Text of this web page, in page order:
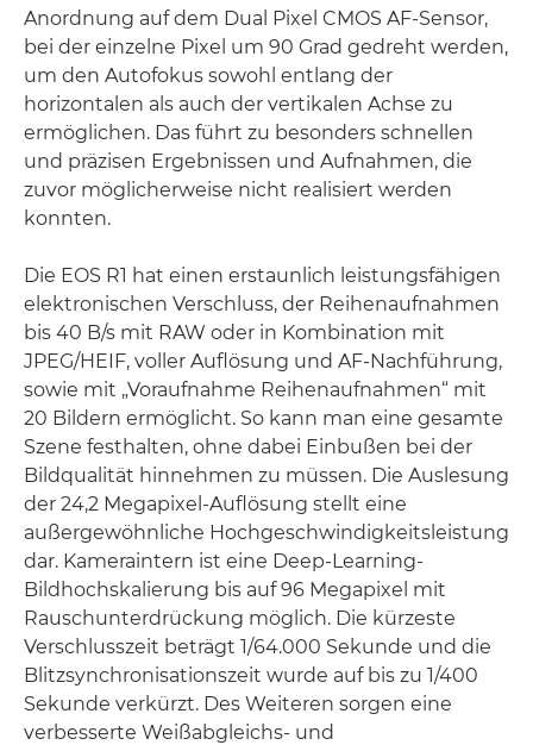
Anordnung auf dem Dual Pixel CMOS AF-Sensor,
bei der einzelne Pixel um 90 Grad gedreht werden,
um den Autofokus sowohl entlang der
horizontalen als auch der vertikalen Achse zu
ermöglichen. Das führt zu besonders schnellen
und präzisen Ergebnissen und Aufnahmen, die
zuvor möglicherweise nicht realisiert werden
konnten.
Die EOS R1 hat einen erstaunlich leistungsfähigen
elektronischen Verschluss, der Reihenaufnahmen
bis 40 B/s mit RAW oder in Kombination mit
JPEG/HEIF, voller Auflösung und AF-Nachführung,
sowie mit „Voraufnahme Reihenaufnahmen“ mit
20 Bildern ermöglicht. So kann man eine gesamte
Szene festhalten, ohne dabei Einbußen bei der
Bildqualität hinnehmen zu müssen. Die Auslesung
der 24,2 Megapixel-Auflösung stellt eine
außergewöhnliche Hochgeschwindigkeitsleistung
dar. Kameraintern ist eine Deep-Learning-
Bildhochskalierung bis auf 96 Megapixel mit
Rauschunterdrückung möglich. Die kürzeste
Verschlusszeit beträgt 1/64.000 Sekunde und die
Blitzsynchronisationszeit wurde auf bis zu 1/400
Sekunde verkürzt. Des Weiteren sorgen eine
verbesserte Weißabgleichs- und